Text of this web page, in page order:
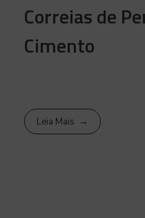
Correias de
Cimento
Leia Mais